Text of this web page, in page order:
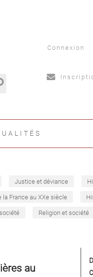
Connexion
Justice et déviance
la France au XXe siècle
Religion et société
au